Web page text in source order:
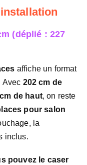
(déplié : 227
affiche un format
Avec 202 cm de
de haut, on reste
pour salon
la
inclus.
pouvez le caser